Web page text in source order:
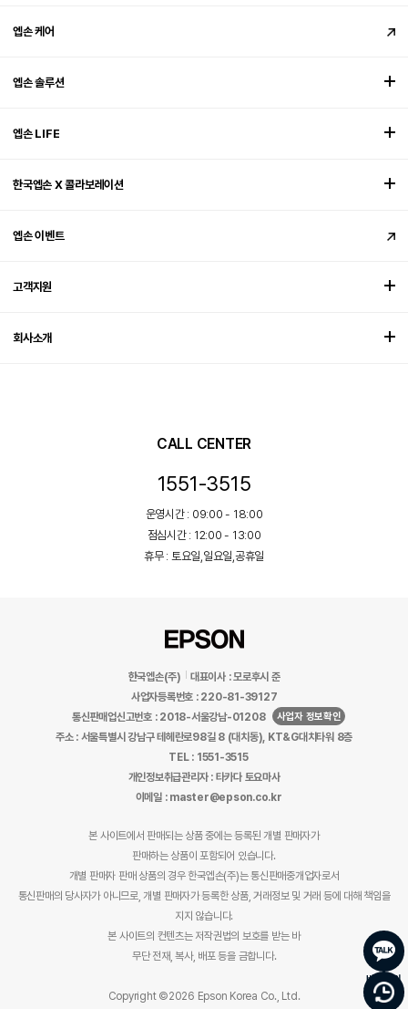
엡손 케어
엡손 솔루션
엡손 LIFE
한국엡손 X 콜라보레이션
엡손 이벤트
고객지원
회사소개
CALL CENTER
1551-3515
운영시간 : 09:00 - 18:00
점심시간 : 12:00 - 13:00
휴무 : 토요일,일요일,공휴일
한국엡손(주)
대표이사 : 모로후시 준
사업자등록번호 : 220-81-39127
통신판매업신고번호 : 2018-서울강남-01208
사업자 정보확인
주소 : 서울특별시 강남구 테헤란로98길 8 (대치동), KT&G대치타워 8층
TEL : 1551-3515
개인정보취급관리자 : 타카다 토요마사
이메일 : master@epson.co.kr
본 사이트에서 판매되는 상품 중에는 등록된 개별 판매자가
판매하는 상품이 포함되어 있습니다.
개별 판매자 판매 상품의 경우 한국엡손(주)는 통신판매중개업자로서
통신판매의 당사자가 아니므로, 개별 판매자가 등록한 상품, 거래정보 및 거래 등에 대해 책임을
지지 않습니다.
본 사이트의 컨텐츠는 저작권법의 보호를 받는 바
무단 전재, 복사, 배포 등을 금합니다.
Copyright ©2026 Epson Korea Co., Ltd.
바로문의